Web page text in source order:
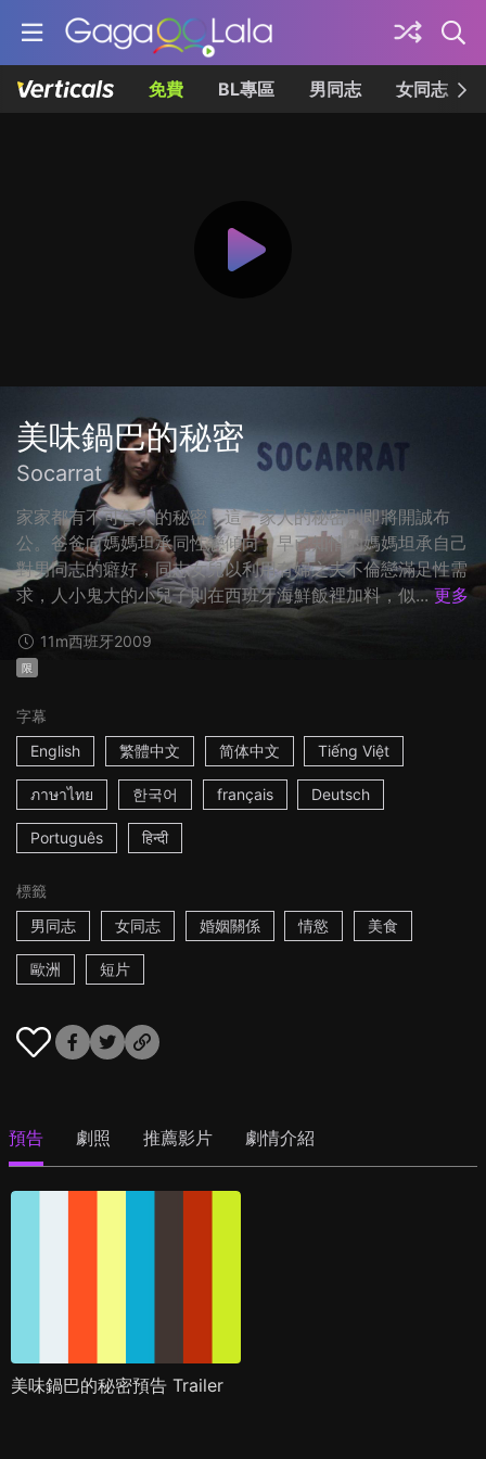
免費 BL專區 男同志 女同志
美味鍋巴的秘密
Socarrat
家家都有不可告人的秘密，這一家人的秘密則即將開誠布
公。爸爸向媽媽坦承同性戀傾向，早已知情的媽媽坦承自己
對男同志的癖好，同志女兒以利用有婦之夫不倫戀滿足性需
求，人小鬼大的小兒子則在西班牙海鮮飯裡加料，似... 更多
11m西班牙2009
限
字幕
English
繁體中文 简体中文 Tiếng Việt
ภาษาไทย 한국어 français Deutsch
Português हिन्दी
標籤
男同志
女同志 婚姻關係 情慾 美食
歐洲 短片
預告 劇照 推薦影片 劇情介紹
美味鍋巴的秘密預告 Trailer